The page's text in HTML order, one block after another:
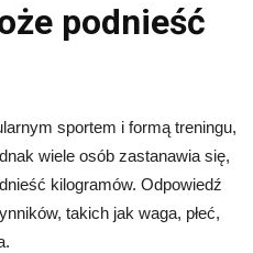
podnieść
sportem i formą treningu,
wiele osób zastanawia się,
kilogramów. Odpowiedź
takich jak waga, płeć,